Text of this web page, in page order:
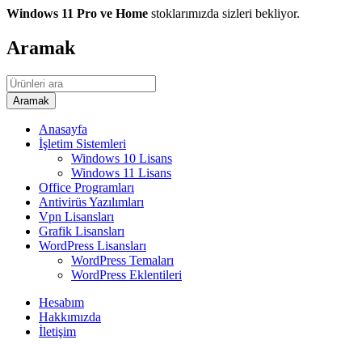
Windows 11 Pro ve Home stoklarımızda sizleri bekliyor.
Aramak
Anasayfa
İşletim Sistemleri
Windows 10 Lisans
Windows 11 Lisans
Office Programları
Antivirüs Yazılımları
Vpn Lisansları
Grafik Lisansları
WordPress Lisansları
WordPress Temaları
WordPress Eklentileri
Hesabım
Hakkımızda
İletişim